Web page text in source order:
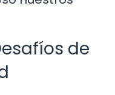
de